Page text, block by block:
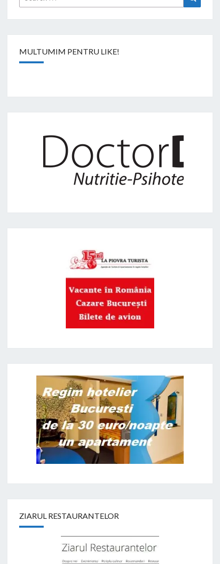
for:
MULTUMIM PENTRU LIKE!
ZIARUL RESTAURANTELOR